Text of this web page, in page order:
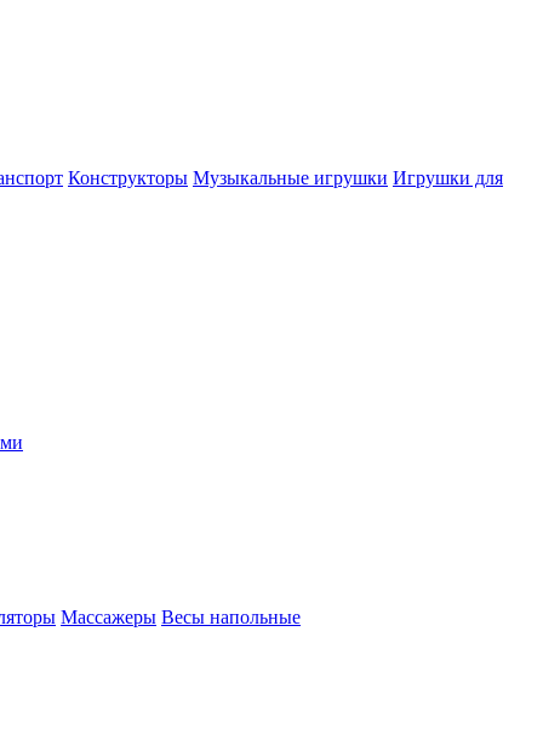
Конструкторы Музыкальные игрушки Игрушки для
Массажеры Весы напольные